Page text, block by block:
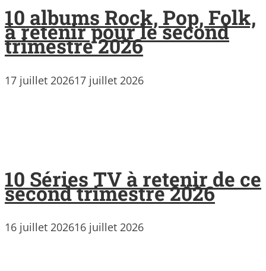
10 albums Rock, Pop, Folk,
à retenir pour le second
trimestre 2026
17 juillet 202617 juillet 2026
10 Séries TV à retenir de ce
second trimestre 2026
16 juillet 202616 juillet 2026